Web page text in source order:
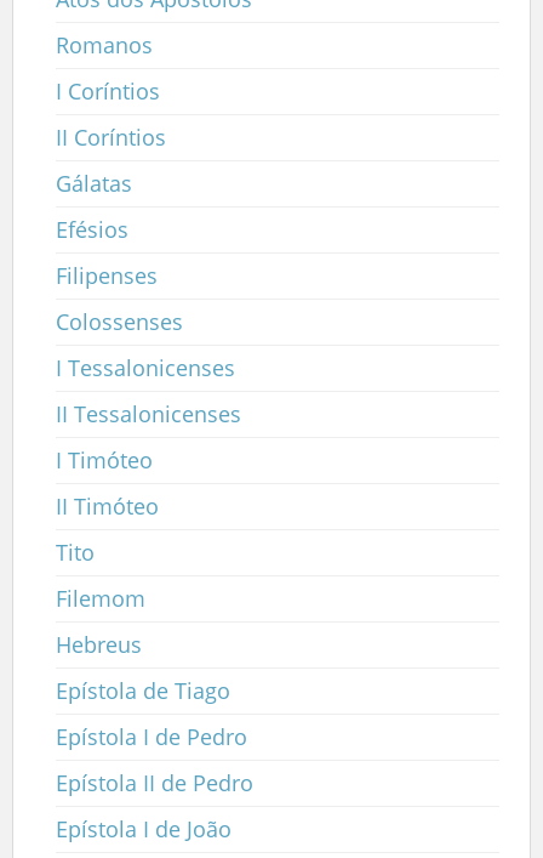
Romanos
I Coríntios
II Coríntios
Gálatas
Efésios
Filipenses
Colossenses
I Tessalonicenses
II Tessalonicenses
I Timóteo
II Timóteo
Tito
Filemom
Hebreus
Epístola de Tiago
Epístola I de Pedro
Epístola II de Pedro
Epístola I de João